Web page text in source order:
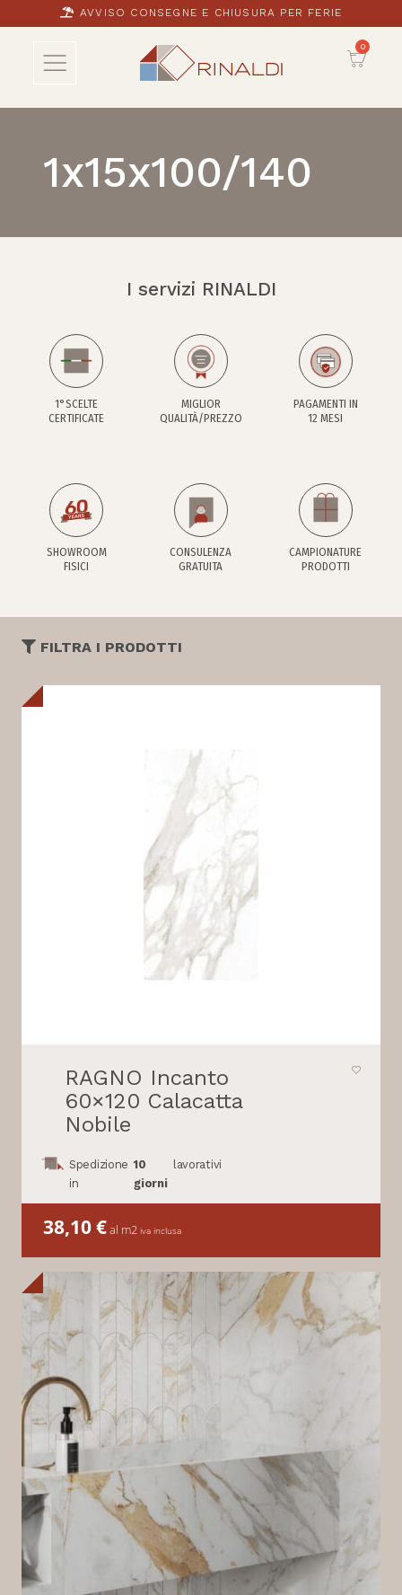
1x15x100/140
I servizi RINALDI
1°SCELTE
CERTIFICATE
MIGLIOR
QUALITÀ/PREZZO
PAGAMENTI IN
12 MESI
SHOWROOM
FISICI
CONSULENZA
GRATUITA
CAMPIONATURE
PRODOTTI
FILTRA I PRODOTTI
RAGNO Incanto
60×120 Calacatta
Nobile
Spedizione
in
10
giorni
lavorativi
38,10€al m2 iva inclusa
AVVISO CONSEGNE E CHIUSURA PER FERIE